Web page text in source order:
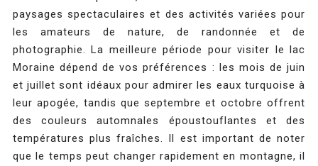
paysages spectaculaires et des activités variées pour
les amateurs de nature, de randonnée et de
photographie. La meilleure période pour visiter le lac
Moraine dépend de vos préférences : les mois de juin
et juillet sont idéaux pour admirer les eaux turquoise à
leur apogée, tandis que septembre et octobre offrent
des couleurs automnales époustouflantes et des
températures plus fraîches. Il est important de noter
que le temps peut changer rapidement en montagne, il